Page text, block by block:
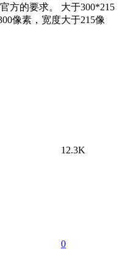
方的要求。 大于300*215
像素，宽度大于215像
12.3K
0